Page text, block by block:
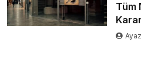
Tüm